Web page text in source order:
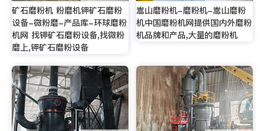
矿石磨粉机 粉磨机钾矿石磨粉
设备-微粉磨-产品库-环球磨粉
机网 找钾矿石磨粉设备,找微粉
磨上,钾矿石磨粉设备
嵩山磨粉机-磨粉机-嵩山磨粉
机中国磨粉机网提供国内外磨粉
机品牌和产品,大量的磨粉机